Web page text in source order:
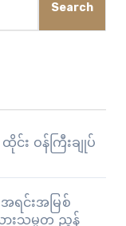
Search
င်း ဝန်ကြီးချုပ်
ရင်းအမြစ်
းသမ္မတ ညွှန်